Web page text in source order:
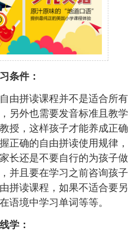
件：
拼读课程并不是适合所有
另外也需要发音标准且教学
授，这样孩子才能养成正确
正确的自由拼读使用规律，
长还是不要自行的为孩子做
并且要在学习之前咨询孩子
拼读课程，如果不适合要另
语境中学习单词等等。
学：